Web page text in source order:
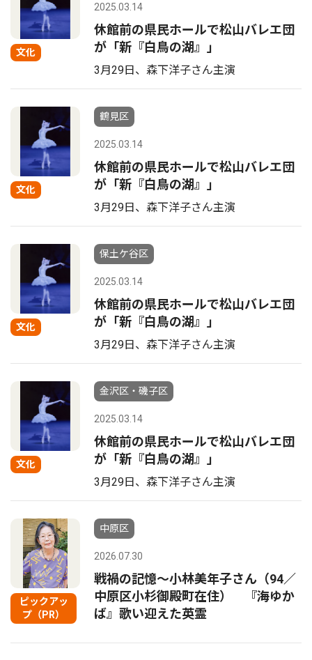
文化
2025.03.14
休館前の県民ホールで松山バレエ団
が「新『白鳥の湖』」
3月29日、森下洋子さん主演
文化
鶴見区
2025.03.14
休館前の県民ホールで松山バレエ団
が「新『白鳥の湖』」
3月29日、森下洋子さん主演
文化
保土ケ谷区
2025.03.14
休館前の県民ホールで松山バレエ団
が「新『白鳥の湖』」
3月29日、森下洋子さん主演
文化
金沢区・磯子区
2025.03.14
休館前の県民ホールで松山バレエ団
が「新『白鳥の湖』」
3月29日、森下洋子さん主演
ピックアッ
プ（PR）
中原区
2026.07.30
戦禍の記憶〜小林美年子さん（94／
中原区小杉御殿町在住） 『海ゆか
ば』歌い迎えた英霊